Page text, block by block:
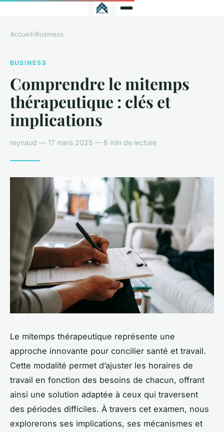
Accueil›Business
BUSINESS
Comprendre le mitemps
thérapeutique : clés et
implications
reynaud — 17 mars 2025 — 6 min de lecture
Le mitemps thérapeutique représente une
approche innovante pour concilier santé et travail.
Cette modalité permet d’ajuster les horaires de
travail en fonction des besoins de chacun, offrant
ainsi une solution adaptée à ceux qui traversent
des périodes difficiles. À travers cet examen, nous
explorerons ses implications, ses mécanismes et